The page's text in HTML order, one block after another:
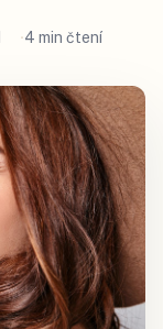
4 min čtení